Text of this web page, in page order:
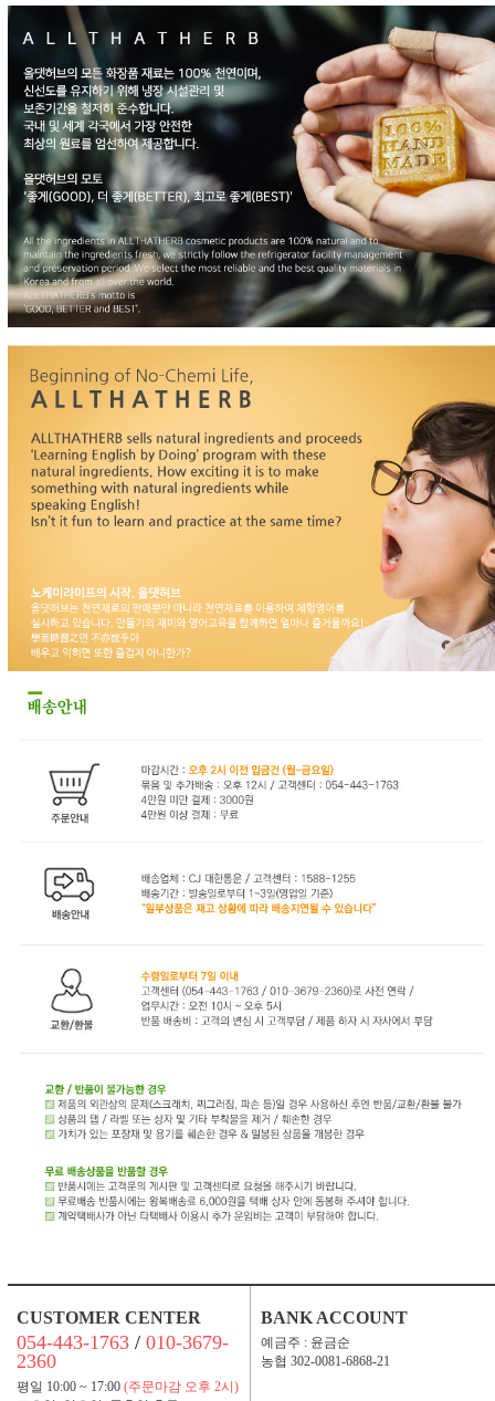
CUSTOMER CENTER
054-443-1763 / 010-3679-
2360
평일 10:00 ~ 17:00 (주문마감 오후 2시)
BANK ACCOUNT
예금주 : 윤금순
농협 302-0081-6868-21